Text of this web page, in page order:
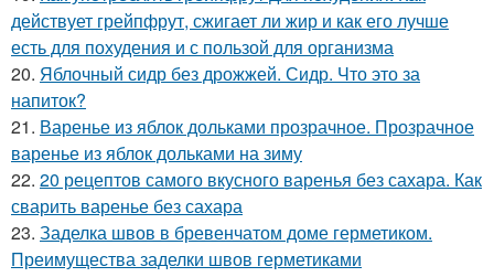
действует грейпфрут, сжигает ли жир и как его лучше
есть для похудения и с пользой для организма
20. Яблочный сидр без дрожжей. Сидр. Что это за
напиток?
21. Варенье из яблок дольками прозрачное. Прозрачное
варенье из яблок дольками на зиму
22. 20 рецептов самого вкусного варенья без сахара. Как
сварить варенье без сахара
23. Заделка швов в бревенчатом доме герметиком.
Преимущества заделки швов герметиками